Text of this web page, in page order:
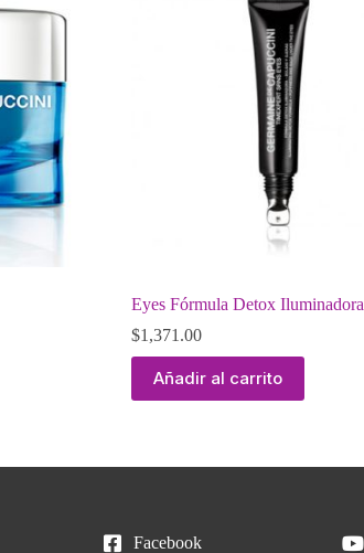
Eyes Fórmula Detox Iluminadora
$1,371.00
Añadir al carrito
Facebook